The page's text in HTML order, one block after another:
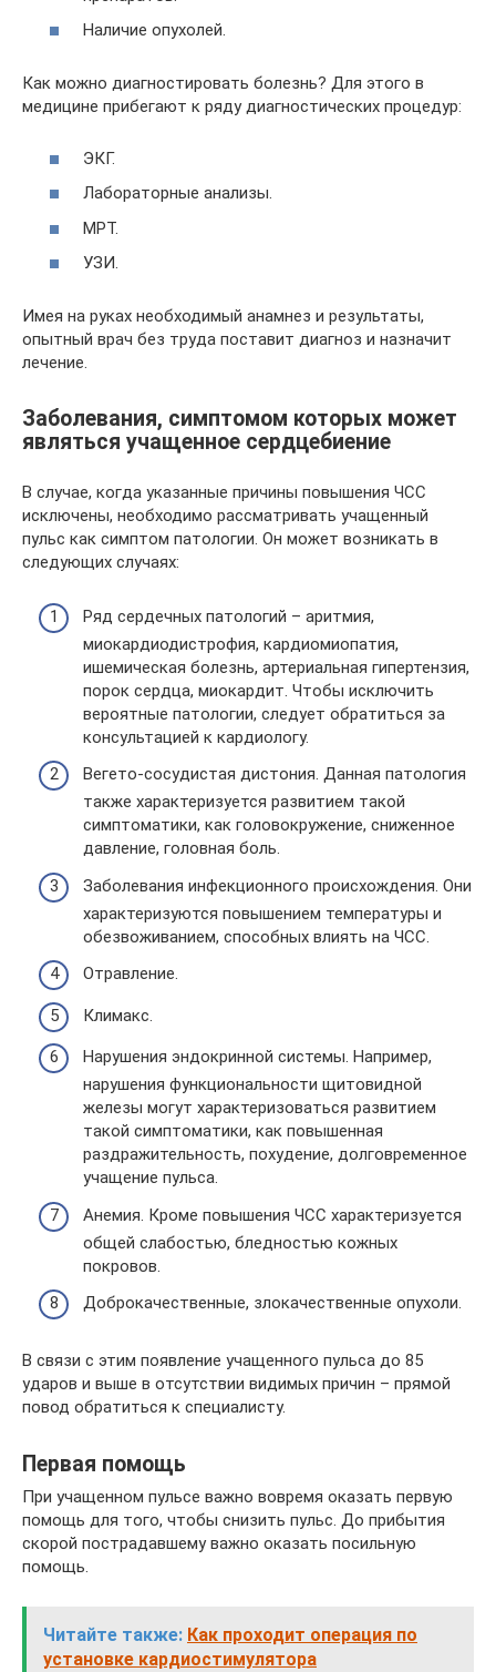
Наличие опухолей.
Как можно диагностировать болезнь? Для этого в
медицине прибегают к ряду диагностических процедур:
ЭКГ.
Лабораторные анализы.
МРТ.
УЗИ.
Имея на руках необходимый анамнез и результаты,
опытный врач без труда поставит диагноз и назначит
лечение.
Заболевания, симптомом которых может
являться учащенное сердцебиение
В случае, когда указанные причины повышения ЧСС
исключены, необходимо рассматривать учащенный
пульс как симптом патологии. Он может возникать в
следующих случаях:
Ряд сердечных патологий – аритмия,
миокардиодистрофия, кардиомиопатия,
ишемическая болезнь, артериальная гипертензия,
порок сердца, миокардит. Чтобы исключить
вероятные патологии, следует обратиться за
консультацией к кардиологу.
Вегето-сосудистая дистония. Данная патология
также характеризуется развитием такой
симптоматики, как головокружение, сниженное
давление, головная боль.
Заболевания инфекционного происхождения. Они
характеризуются повышением температуры и
обезвоживанием, способных влиять на ЧСС.
Отравление.
Климакс.
Нарушения эндокринной системы. Например,
нарушения функциональности щитовидной
железы могут характеризоваться развитием
такой симптоматики, как повышенная
раздражительность, похудение, долговременное
учащение пульса.
Анемия. Кроме повышения ЧСС характеризуется
общей слабостью, бледностью кожных
покровов.
Доброкачественные, злокачественные опухоли.
В связи с этим появление учащенного пульса до 85
ударов и выше в отсутствии видимых причин – прямой
повод обратиться к специалисту.
Первая помощь
При учащенном пульсе важно вовремя оказать первую
помощь для того, чтобы снизить пульс. До прибытия
скорой пострадавшему важно оказать посильную
помощь.
Читайте также: Как проходит операция по
установке кардиостимулятора